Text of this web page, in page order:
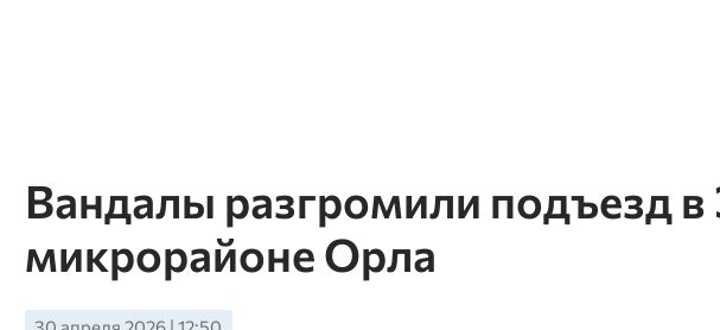
Вандалы разгромили подъезд в
микрорайоне Орла